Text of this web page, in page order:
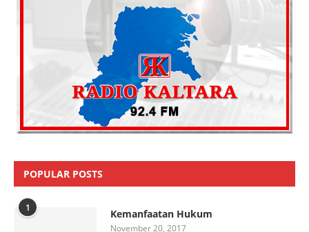
POPULAR POSTS
1 Kemanfaatan Hukum
November 20, 2017